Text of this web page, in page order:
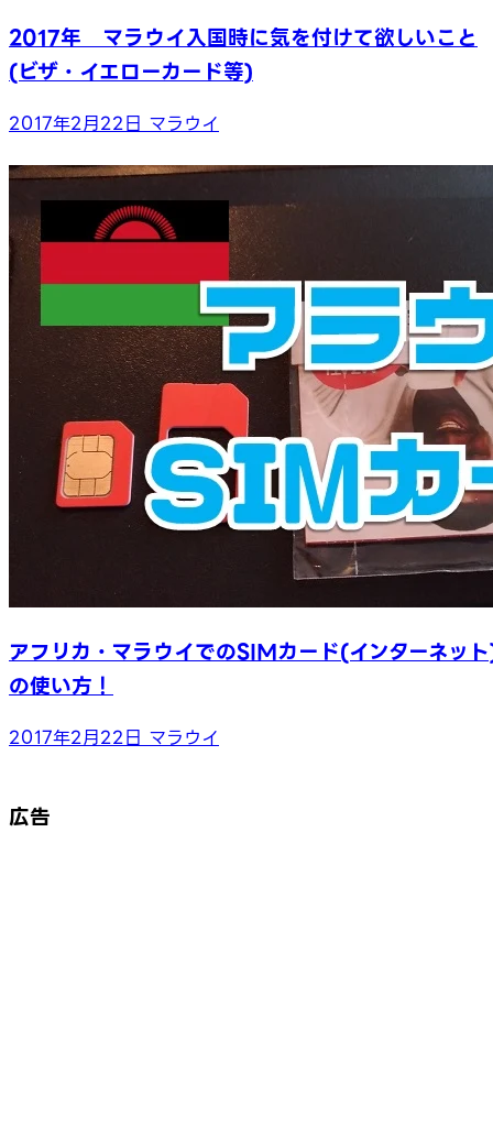
2017年 マラウイ入国時に気を付けて欲しいこと
(ビザ・イエローカード等)
2017年2月22日 マラウイ
アフリカ・マラウイでのSIMカード(インターネッ
の使い方！
2017年2月22日 マラウイ
広告